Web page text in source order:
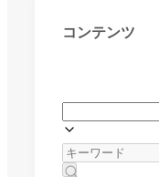
コンテンツ